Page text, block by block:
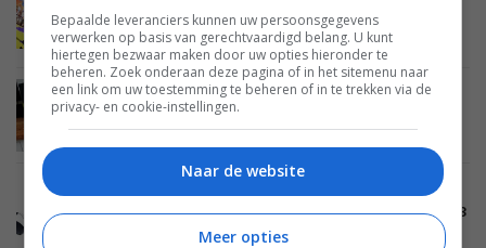
Beste games van dit moment – deel 25 (herfst
2022)
NIEUWS ENTERTAINMENT GAMING 25 AUGUSTUS 2022
Sony verhoogt adviesprijs PlayStation 5 met 50
euro
23 AUGUSTUS 2022
Sony PlayStation VR2-headset wordt begin 2023
Bepaalde leveranciers kunnen uw persoonsgegevens
verwerken op basis van gerechtvaardigd belang. U kunt
hiertegen bezwaar maken door uw opties hieronder te
beheren. Zoek onderaan deze pagina of in het sitemenu naar
een link om uw toestemming te beheren of in te trekken via de
privacy- en cookie-instellingen.
Naar de website
Meer opties